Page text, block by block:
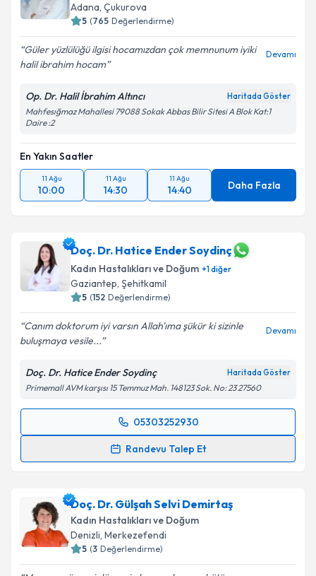
Adana, Çukurova
5 (765 Değerlendirme)
Güler yüzlülüğü ilgisi hocamızdan çok memnunum iyiki
halil ibrahim hocam
Devamı
Op. Dr. Halil İbrahim Altıncı Haritada Göster
Mahfesığmaz Mahallesi 79088 Sokak Abbas Bilir Sitesi A Blok Kat:1
Daire :2
En Yakın Saatler
11 Ağu
10:00
11 Ağu
14:30
11 Ağu
14:40 Daha Fazla
Doç. Dr. Hatice Ender Soydinç
Kadın Hastalıkları ve Doğum +1diğer
Gaziantep, Şehitkamil
5 (152 Değerlendirme)
Canım doktorum iyi varsın Allah'ıma şükür ki sizinle
buluşmaya vesile...
Devamı
Doç. Dr. Hatice Ender Soydinç Haritada Göster
Primemall AVM karşısı 15 Temmuz Mah. 148123 Sok. No: 23 27560
05303252930
Randevu Talep Et
Randevu Takvimi Talebi
için bir takvim hazırlandığında e-posta ile
bilgilendireceğiz.
E-posta Adresiniz
Doç. Dr. Gülşah Selvi Demirtaş
Kadın Hastalıkları ve Doğum
Denizli, Merkezefendi
5 (3 Değerlendirme)